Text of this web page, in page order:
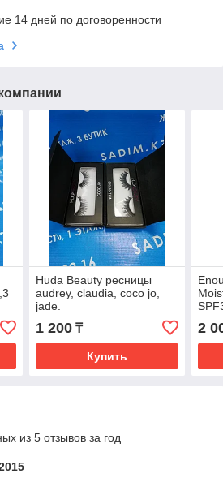
14 дней по договоренности
Huda Beauty ресницы
audrey, claudia, coco jo,
jade.
1 200₸
Купить
13
2
из 5 отзывов за год